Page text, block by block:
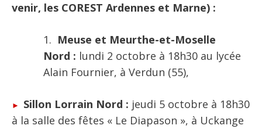
venir, les COREST Ardennes et Marne) :
Meuse et Meurthe-et-Moselle
Nord : lundi 2 octobre à 18h30 au lycée
Alain Fournier, à Verdun (55),
Sillon Lorrain Nord : jeudi 5 octobre à 18h30
à la salle des fêtes « Le Diapason », à Uckange